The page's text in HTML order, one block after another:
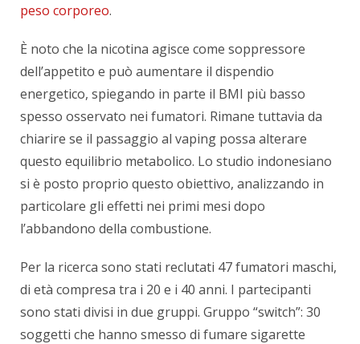
peso corporeo.
È noto che la nicotina agisce come soppressore
dell’appetito e può aumentare il dispendio
energetico, spiegando in parte il BMI più basso
spesso osservato nei fumatori. Rimane tuttavia da
chiarire se il passaggio al vaping possa alterare
questo equilibrio metabolico. Lo studio indonesiano
si è posto proprio questo obiettivo, analizzando in
particolare gli effetti nei primi mesi dopo
l’abbandono della combustione.
Per la ricerca sono stati reclutati 47 fumatori maschi,
di età compresa tra i 20 e i 40 anni. I partecipanti
sono stati divisi in due gruppi. Gruppo “switch”: 30
soggetti che hanno smesso di fumare sigarette